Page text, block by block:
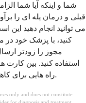
قبلی و درمان پله ای را
می توانید انجام دهید
کنید، با پزشک خود در
مجوز را زودتر
استفاده کنید. بین
راه هایی برای کاهش هزینه به چیزی قابل مدیریت وجود دارد.
only and does not constitute